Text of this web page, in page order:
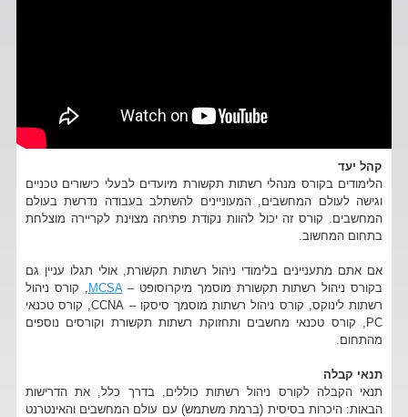
קהל יעד
הלימודים בקורס מנהלי רשתות תקשורת מיועדים לבעלי כישורים טכניים
וגישה לעולם המחשבים, המעוניינים להשתלב בעבודה נדרשת בעולם
המחשבים. קורס זה יכול להוות נקודת פתיחה מצוינת לקריירה מוצלחת
בתחום המחשוב.
אם אתם מתעניינים בלימודי ניהול רשתות תקשורת, אולי תגלו עניין גם
בקורס ניהול רשתות תקשורת מוסמך מיקרוסופט –MCSA
, קורס ניהול
רשתות לינוקס, קורס ניהול רשתות מוסמך סיסקו – CCNA, קורס טכנאי
PC, קורס טכנאי מחשבים ותחזוקת רשתות תקשורת וקורסים נוספים
מהתחום.
תנאי קבלה
תנאי הקבלה לקורס ניהול רשתות כוללים, בדרך כלל, את הדרישות
הבאות: היכרות בסיסית (ברמת משתמש) עם עולם המחשבים והאינטרנט